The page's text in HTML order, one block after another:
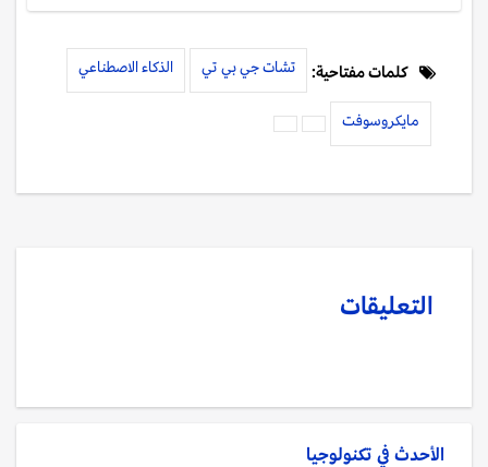
كلمات مفتاحية: تشات جي بي تي الذكاء الاصطناعي
مايكروسوفت
التعليقات
الأحدث في تكنولوجيا